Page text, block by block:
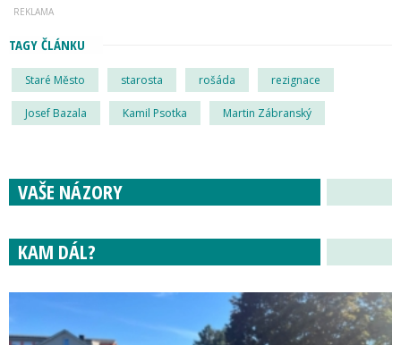
TAGY ČLÁNKU
Staré Město starosta rošáda rezignace
Josef Bazala Kamil Psotka Martin Zábranský
VAŠE NÁZORY
KAM DÁL?